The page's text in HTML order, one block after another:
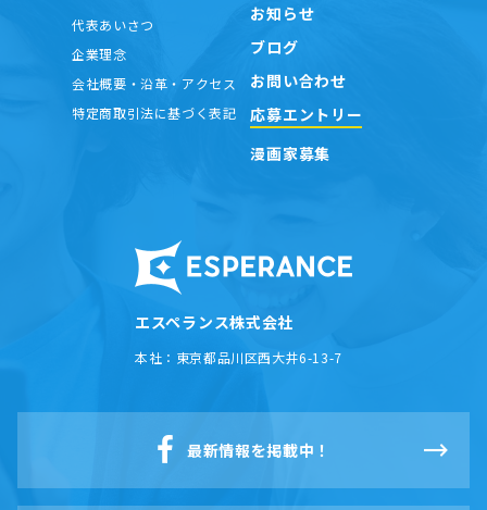
エスペランス株式会社
本社： 東京都品川区西大井6-13-7
代表あいさつ
企業理念
会社概要・沿革・アクセス
特定商取引法に基づく表記
お知らせ
ブログ
お問い合わせ
応募エントリー
漫画家募集
最新情報を掲載中！